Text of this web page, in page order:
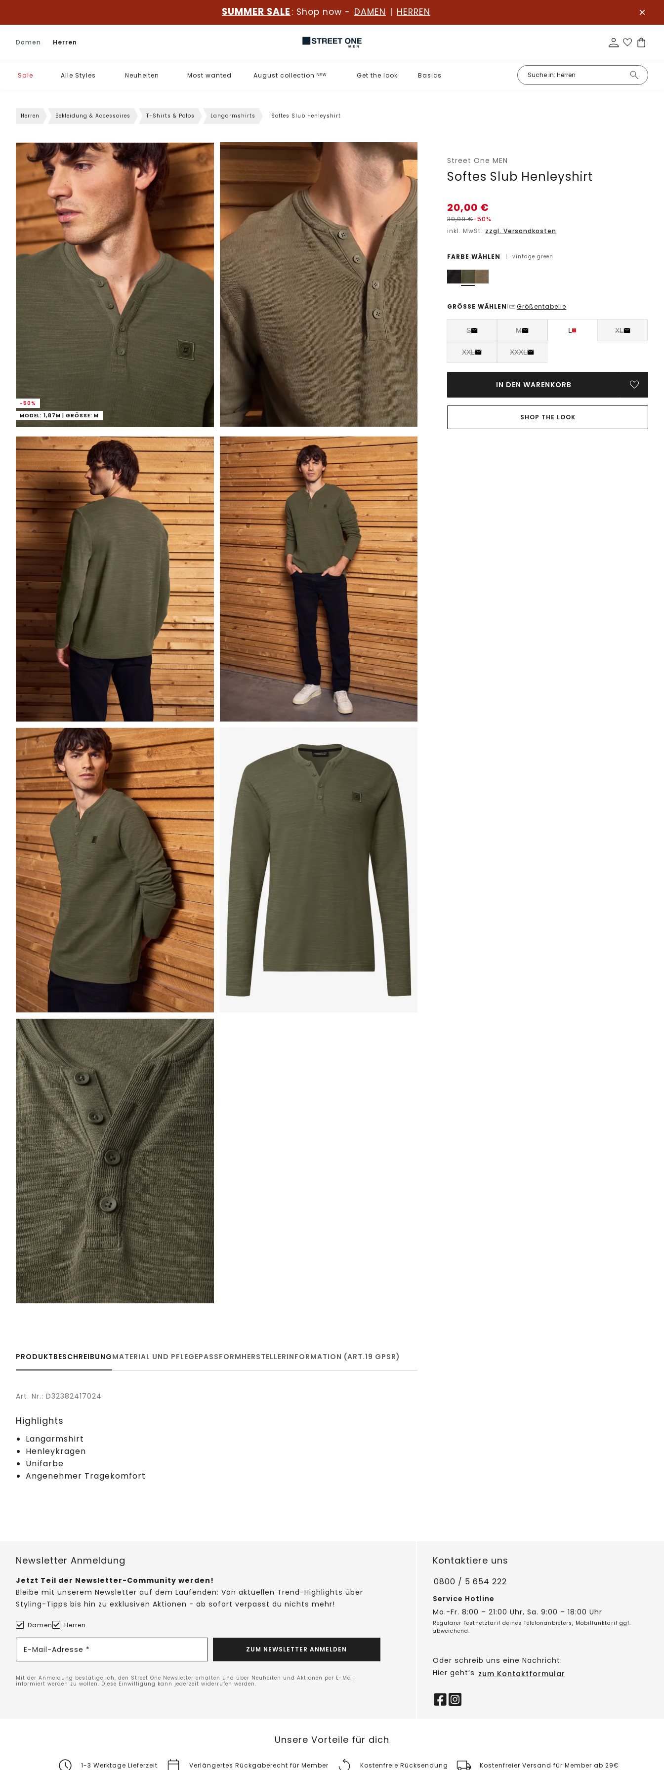
SUMMER SALE : Shop now - DAMEN | HERREN
Damen Herren
Sale Alle Styles Neuheiten Most wanted August collection ᴺᴱᵂ Get the look Basics
Herren Bekleidung & Accessoires T-Shirts & Polos Langarmshirts Softes Slub Henleyshirt
-50%
MODEL: 1,87M | GRÖSSE: M
Street One MEN
Softes Slub Henleyshirt
20,00 €
39,99€-50%
inkl. MwSt. zzgl. Versandkosten
FARBE WÄHLEN | vintage green
GRÖSSE WÄHLEN | Größentabelle
S M L XL
XXL XXXL
IN DEN WARENKORB
SHOP THE LOOK
PRODUKTBESCHREIBUNGMATERIAL UND PFLEGEPASSFORMHERSTELLERINFORMATION (ART.19 GPSR)
Art. Nr.: D32382417024
Highlights
Langarmshirt
Henleykragen
Unifarbe
Angenehmer Tragekomfort
Newsletter Anmeldung
Jetzt Teil der Newsletter-Community werden!
Bleibe mit unserem Newsletter auf dem Laufenden: Von aktuellen Trend-Highlights über
Styling-Tipps bis hin zu exklusiven Aktionen - ab sofort verpasst du nichts mehr!
Damen Herren
E-Mail-Adresse * ZUM NEWSLETTER ANMELDEN
Mit der Anmeldung bestätige ich, den Street One Newsletter erhalten und über Neuheiten und Aktionen per E-Mail
informiert werden zu wollen. Diese Einwilligung kann jederzeit widerrufen werden.
Kontaktiere uns
0800 / 5 654 222
Service Hotline
Mo.-Fr. 8:00 – 21:00 Uhr, Sa. 9:00 – 18:00 Uhr
Regulärer Festnetztarif deines Telefonanbieters, Mobilfunktarif ggf.
abweichend.
Oder schreib uns eine Nachricht:
Hier geht’s zum Kontaktformular
Unsere Vorteile für dich
1-3 Werktage Lieferzeit Verlängertes Rückgaberecht für Member Kostenfreie Rücksendung Kostenfreier Versand für Member ab 29€